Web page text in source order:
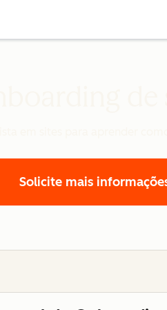
Solicite mais